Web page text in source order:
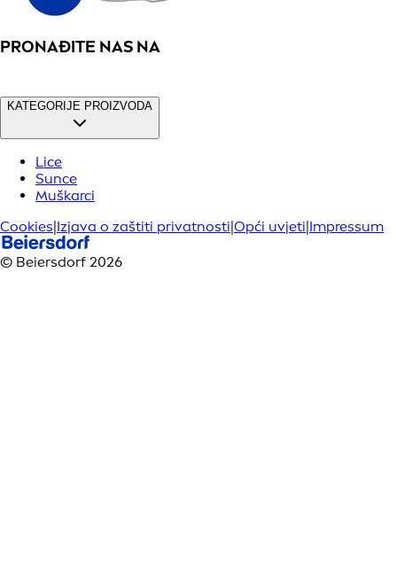
PRONAĐITE NAS NA
KATEGORIJE PROIZVODA
Lice
Sunce
Muškarci
Cookies|Izjava o zaštiti privatnosti|Opći uvjeti|Impressum
© Beiersdorf 2026